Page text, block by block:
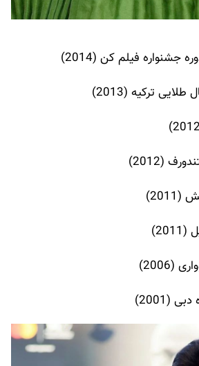
فیلم کن (2014)
ترکیه (2013)
(2012)
(2006)
(2001)